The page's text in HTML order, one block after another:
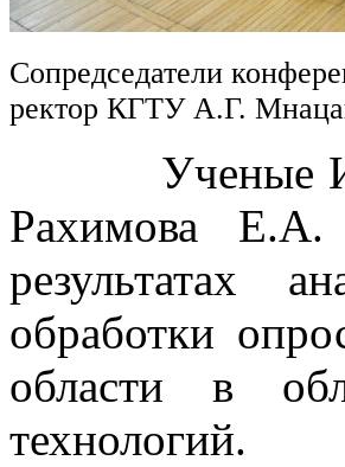
Сопредседатели
ректор КГТУ А.Г.
Ученые
Рахимова
результатах
обработки
области в
технологий.